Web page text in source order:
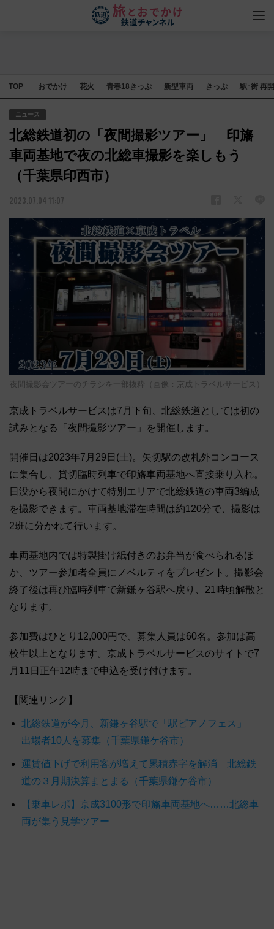
TOP おでかけ 花火 青春18きっぷ 新型車両 きっぷ 駅･街 再
ニュース
北総鉄道初の「夜間撮影ツアー」 印旛
車両基地で夜の北総車撮影を楽しもう
（千葉県印西市）
2023.07.04 11:07
夜間撮影会ツアーのチラシを一部抜粋（画像：京成トラベルサービス）
京成トラベルサービスは7月下旬、北総鉄道としては初の
試みとなる「夜間撮影ツアー」を開催します。
開催日は2023年7月29日(土)。矢切駅の改札外コンコース
に集合し、貸切臨時列車で印旛車両基地へ直接乗り入れ。
日没から夜間にかけて特別エリアで北総鉄道の車両3編成
を撮影できます。車両基地滞在時間は約120分で、撮影は
2班に分かれて行います。
車両基地内では特製掛け紙付きのお弁当が食べられるほ
か、ツアー参加者全員にノベルティをプレゼント。撮影会
終了後は再び臨時列車で新鎌ヶ谷駅へ戻り、21時頃解散と
なります。
参加費はひとり12,000円で、募集人員は60名。参加は高
校生以上となります。京成トラベルサービスのサイトで7
月11日正午12時まで申込を受け付けます。
【関連リンク】
北総鉄道が今月、新鎌ヶ谷駅で「駅ピアノフェス」
出場者10人を募集（千葉県鎌ケ谷市）
運賃値下げで利用客が増えて累積赤字を解消 北総鉄
道の３月期決算まとまる（千葉県鎌ケ谷市）
【乗車レポ】京成3100形で印旛車両基地へ……北総車
両が集う見学ツアー